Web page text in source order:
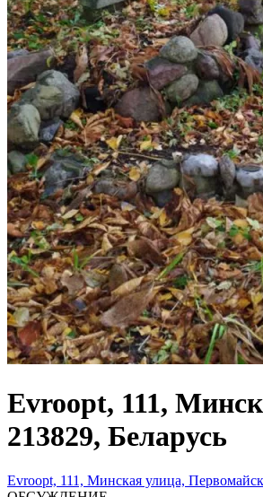
Evroopt, 111,
213829, Беларусь
Evroopt, 111, Минская улица,